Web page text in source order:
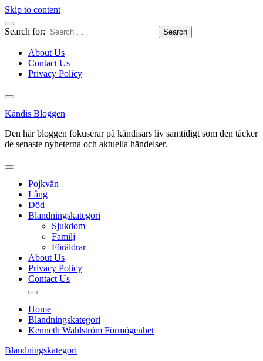
Skip to content
Search for:
About Us
Contact Us
Privacy Policy
Kändis Bloggen
Den här bloggen fokuserar på kändisars liv samtidigt som den täcker
de senaste nyheterna och aktuella händelser.
Pojkvän
Lång
Död
Blandningskategori
Sjukdom
Familj
Föräldrar
About Us
Privacy Policy
Contact Us
Home
Blandningskategori
Kenneth Wahlström Förmögenhet
Blandningskategori